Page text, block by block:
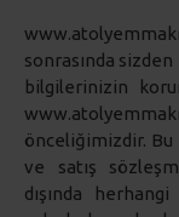
sonrasında
bilgilerinizin
önceliğimizdir.
ve satış
dışında